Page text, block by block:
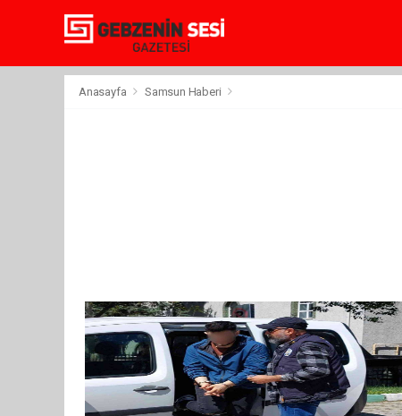
Anasayfa Samsun Haberi